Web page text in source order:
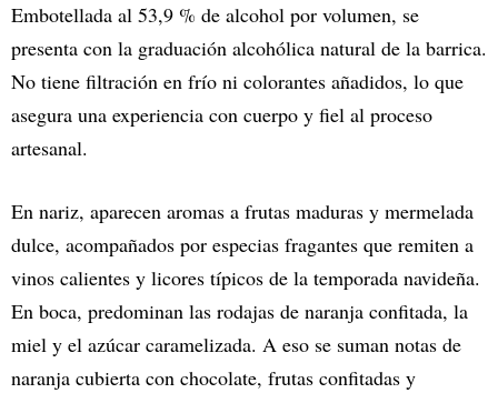
Embotellada al 53,9 % de alcohol por volumen, se
presenta con la graduación alcohólica natural de la barrica.
No tiene filtración en frío ni colorantes añadidos, lo que
asegura una experiencia con cuerpo y fiel al proceso
artesanal.
En nariz, aparecen aromas a frutas maduras y mermelada
dulce, acompañados por especias fragantes que remiten a
vinos calientes y licores típicos de la temporada navideña.
En boca, predominan las rodajas de naranja confitada, la
miel y el azúcar caramelizada. A eso se suman notas de
naranja cubierta con chocolate, frutas confitadas y